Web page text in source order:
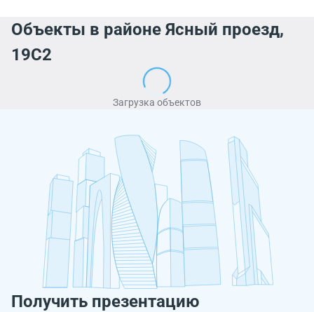
Объекты в районе Ясный проезд,
19С2
Загрузка объектов
Получить презентацию